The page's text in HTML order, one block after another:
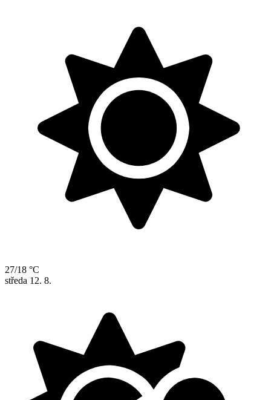
27/18 °C
středa 12. 8.